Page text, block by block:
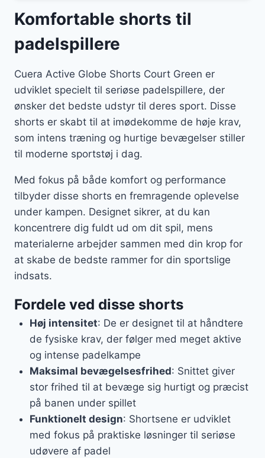
Komfortable shorts til
padelspillere
Cuera Active Globe Shorts Court Green er
udviklet specielt til seriøse padelspillere, der
ønsker det bedste udstyr til deres sport. Disse
shorts er skabt til at imødekomme de høje krav,
som intens træning og hurtige bevægelser stiller
til moderne sportstøj i dag.
Med fokus på både komfort og performance
tilbyder disse shorts en fremragende oplevelse
under kampen. Designet sikrer, at du kan
koncentrere dig fuldt ud om dit spil, mens
materialerne arbejder sammen med din krop for
at skabe de bedste rammer for din sportslige
indsats.
Fordele ved disse shorts
Høj intensitet: De er designet til at håndtere
de fysiske krav, der følger med meget aktive
og intense padelkampe
Maksimal bevægelsesfrihed: Snittet giver
stor frihed til at bevæge sig hurtigt og præcist
på banen under spillet
Funktionelt design: Shortsene er udviklet
med fokus på praktiske løsninger til seriøse
udøvere af padel